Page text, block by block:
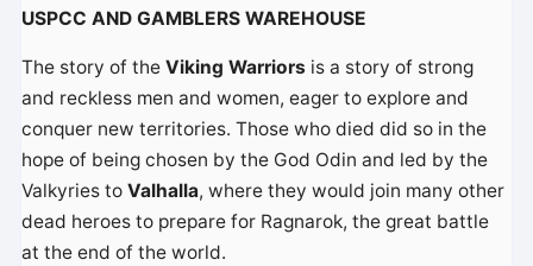
USPCC AND GAMBLERS WAREHOUSE
The story of theViking Warriors is a story of strong
and reckless men and women, eager to explore and
conquer new territories. Those who died did so in the
hope of being chosen by the God Odin and led by the
Valkyries toValhalla, where they would join many other
dead heroes to prepare for Ragnarok, the great battle
at the end of the world.